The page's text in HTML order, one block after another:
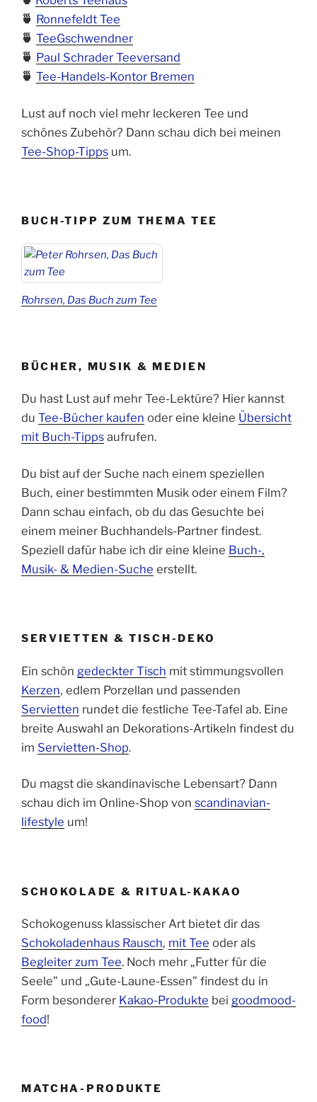
🍵 Ronnefeldt Tee
🍵 TeeGschwendner
🍵 Paul Schrader Teeversand
🍵 Tee-Handels-Kontor Bremen
Lust auf noch viel mehr leckeren Tee und
schönes Zubehör? Dann schau dich bei meinen
Tee-Shop-Tipps um.
BUCH-TIPP ZUM THEMA TEE
Rohrsen, Das Buch zum Tee
BÜCHER, MUSIK & MEDIEN
Du hast Lust auf mehr Tee-Lektüre? Hier kannst
du Tee-Bücher kaufen oder eine kleine Übersicht
mit Buch-Tipps aufrufen.
Du bist auf der Suche nach einem speziellen
Buch, einer bestimmten Musik oder einem Film?
Dann schau einfach, ob du das Gesuchte bei
einem meiner Buchhandels-Partner findest.
Speziell dafür habe ich dir eine kleine Buch-,
Musik- & Medien-Suche erstellt.
SERVIETTEN & TISCH-DEKO
Ein schön gedeckter Tisch mit stimmungsvollen
Kerzen, edlem Porzellan und passenden
Servietten rundet die festliche Tee-Tafel ab. Eine
breite Auswahl an Dekorations-Artikeln findest du
im Servietten-Shop.
Du magst die skandinavische Lebensart? Dann
schau dich im Online-Shop von scandinavian-
lifestyle um!
SCHOKOLADE & RITUAL-KAKAO
Schokogenuss klassischer Art bietet dir das
Schokoladenhaus Rausch, mit Tee oder als
Begleiter zum Tee. Noch mehr „Futter für die
Seele” und „Gute-Laune-Essen” findest du in
Form besonderer Kakao-Produkte bei goodmood-
food!
MATCHA-PRODUKTE